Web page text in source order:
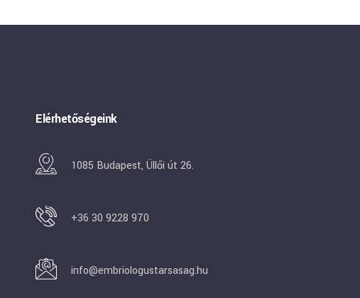
Elérhetőségeink
1085 Budapest, Üllői út 26.
+36 30 9228 970
info@embriologustarsasag.hu